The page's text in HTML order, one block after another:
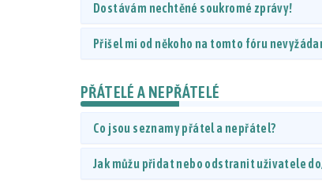
Dostávám nechtěné soukromé zprávy!
Přišel mi od někoho na tomto fóru
PŘÁTELÉ A NEPŘÁTELÉ
Co jsou seznamy přátel a nepřátel?
Jak můžu přidat nebo odstranit uživatele